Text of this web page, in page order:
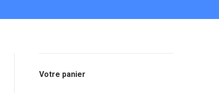
Votre panier